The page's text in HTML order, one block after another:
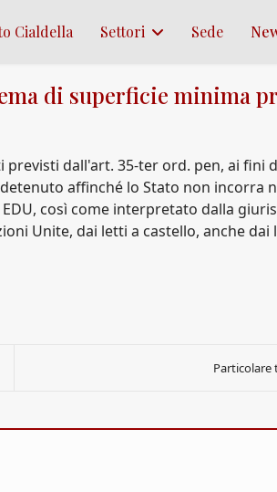
Cialdella Settori Sede
di superficie minima
dall'art. 35-ter ord. pen, ai fini
affinché lo Stato non incorra
così come interpretato dalla
Unite, dai letti a castello, anche
Particolare